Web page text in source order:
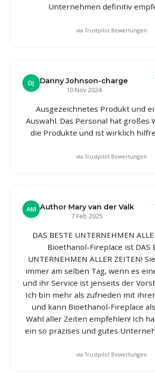
Unternehmen definitiv
via Trustpilot Bewertungen
DJ
Danny Johnson-charge
10 Nov 2024
Ausgezeichnetes Produkt und
Auswahl. Das Personal hat großes
die Produkte und ist wirklich
via Trustpilot Bewertungen
AM Author Mary van der Valk
7 Feb 2025
DAS BESTE UNTERNEHMEN
Bioethanol-Fireplace ist DAS
UNTERNEHMEN ALLER ZEITEN!
immer am selben Tag, wenn es
und ihr Service ist jenseits der
Ich bin mehr als zufrieden mit
und kann Bioethanol-Fireplace
Wahl aller Zeiten empfehlen! Ich
ein so präzises und gutes
via Trustpilot Bewertungen